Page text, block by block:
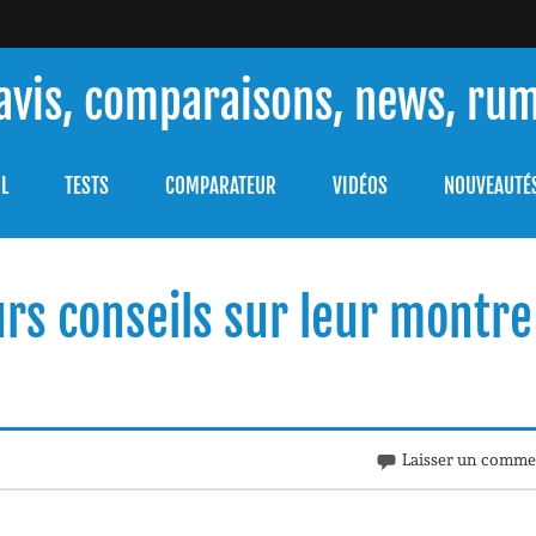
comparaisons, news,
TESTS COMPARATEUR VIDÉOS
conseils sur leur montre
Laisser un